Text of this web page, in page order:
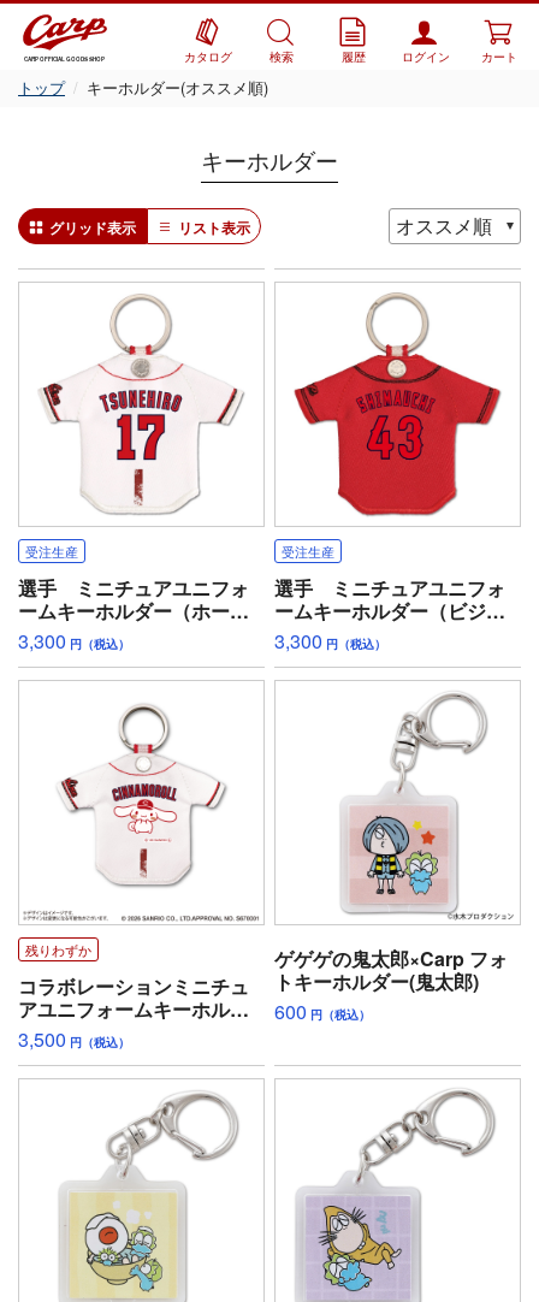
CARP OFFICIAL GOODS SHOP カタログ 検索 履歴 ログイン カート
トップ キーホルダー(オススメ順)
キーホルダー
グリッド表示 リスト表示
受注生産
選手 ミニチュアユニフォ
ームキーホルダー（ホー
ム）
3,300 円（税込）
受注生産
選手 ミニチュアユニフォ
ームキーホルダー（ビジタ
ー）
3,300 円（税込）
残りわずか
コラボレーションミニチュ
アユニフォームキーホルダ
ー「シナモロール」
3,500 円（税込）
ゲゲゲの鬼太郎×Carp フォ
トキーホルダー(鬼太郎)
600 円（税込）